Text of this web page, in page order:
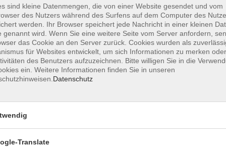
Bearbeitungspauschalen erhoben:
Veranstaltung, ohne eingeschrieben zu sein, nicht
vorzunehmen und das Teilnehmerentgelt
oder Girokarte nicht durchgeführt werden, wird
denn, es handelt sich um eine Person, die nach § 2 eine
sind kleine Datenmengen, die von einer Website gesendet und vom
des Nutzers während des Surfens auf dem Computer des
werden. Ihr Browser speichert jede Nachricht in einer kleinen
genannt wird. Wenn Sie eine weitere Seite vom Server anfordern,
das Cookie an den Server zurück. Cookies wurden als
für Websites entwickelt, um sich Informationen zu merken
des Benutzers aufzuzeichnen. Bitte willigen Sie in die
ein. Weitere Informationen finden Sie in unseren
Datenschutz
Translate